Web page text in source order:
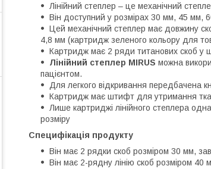
Лінійний степлер – це механічний
Він доступний у розмірах 30 мм, 45 мм,
Цей механічний степлер має довжину
4,8 мм (картридж зеленого кольору для
Картридж має 2 ряди титанових скоб у
Лінійний степлер MIRUS можна
пацієнтом.
Для легкого відкривання передбачена
Картридж має штифт для утримання
Лише картриджі лінійного степлера
розміру
Специфікація продукту
Він має 2 рядки скоб розміром 30 мм,
Він має 2-рядну лінію скоб розміром 40